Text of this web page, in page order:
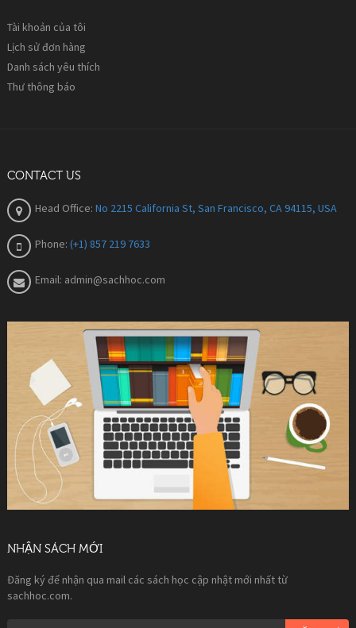
Tài khoản của tôi
Lịch sử đơn hàng
Danh sách yêu thích
Thư thông báo
CONTACT US
Head Office: No 2215 California St, San Francisco, CA 94115, USA
Phone: (+1) 857 219 7633
Email: admin@sachhoc.com
NHẬN SÁCH MỚI
Đăng ký để nhận qua mail các sách học cập nhật mới nhất từ
sachhoc.com.